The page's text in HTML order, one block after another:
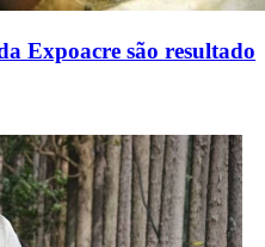
Expoacre são resultado